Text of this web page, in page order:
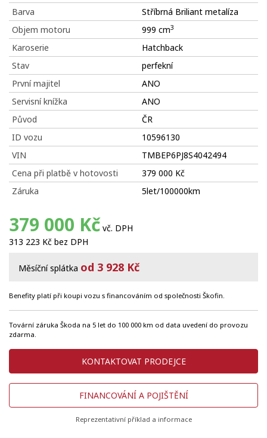
Barva
Stříbrná Briliant metalíza
Objem motoru
999 cm3
Karoserie
Hatchback
Stav
perfekní
První majitel
ANO
Servisní knížka
ANO
Původ
ČR
ID vozu
10596130
VIN
TMBEP6PJ8S4042494
Cena při platbě v hotovosti
379 000 Kč
Záruka
5let/100000km
379 000 Kč vč. DPH
313 223 Kč bez DPH
Měsíční splátka od 3 928 Kč
Benefity platí při koupi vozu s financováním od společnosti Škofin.
Tovární záruka Škoda na 5 let do 100 000 km od data uvedení do provozu
zdarma.
KONTAKTOVAT PRODEJCE
FINANCOVÁNÍ A POJIŠTĚNÍ
Reprezentativní příklad a informace